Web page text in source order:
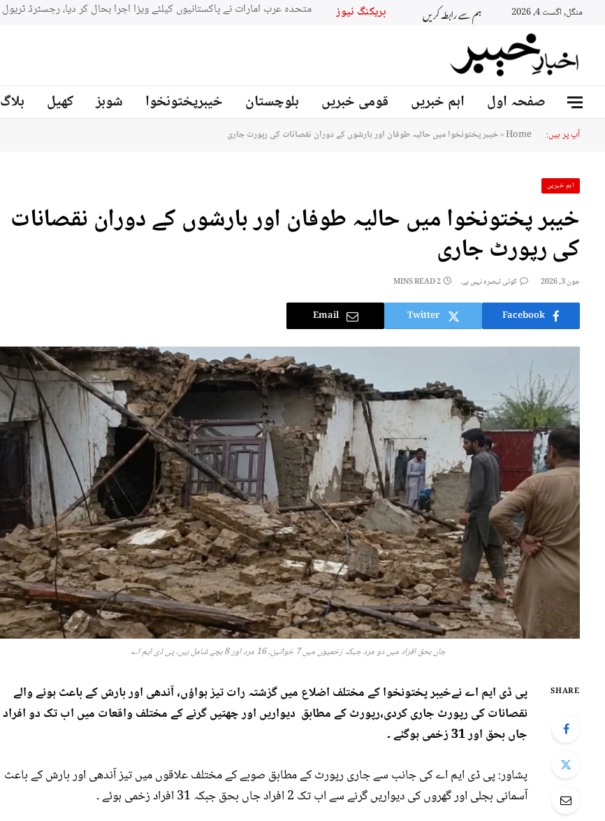
منگل, اگست 4, 2026 ہم سے رابطہ کریں بریکنگ نیوز
صفحہ اول اہم خبریں قومی خبریں بلوچستان خیبرپختونخوا شوبز کھیل بلاگ
آپ پر ہیں: Home
»خیبر پختونخوا میں حالیہ طوفان اور بارشوں کے دوران نقصانات کی رپورٹ جاری
اہم خبریں
خیبر پختونخوا میں حالیہ طوفان اور بارشوں کے دوران نقصانات
کی رپورٹ جاری
جون 3, 2026 کوئی تبصرہ نہیں ہے۔ 2 MINS READ
Facebook
Twitter
Email
جاں بحق افراد میں دو مرد جبکہ زخمیوں میں 7 خواتین، 16 مرد اور 8 بچے شامل ہیں، پی ڈی ایم اے
SHARE
پی ڈی ایم اے نےخیبر پختونخوا کے مختلف اضلاع میں گزشتہ رات تیز ہواؤں، آندھی اور بارش کے باعث ہونے والے
نقصانات کی رپورٹ جاری کردی،رپورٹ کے مطابق دیواریں اور چھتیں گرنے کے مختلف واقعات میں اب تک دو افراد
جاں بحق اور 31 زخمی ہوگئے ۔
پشاور: پی ڈی ایم اے کی جانب سے جاری رپورٹ کے مطابق صوبے کے مختلف علاقوں میں تیز آندھی اور بارش کے باعث
آسمانی بجلی اور گھروں کی دیواریں گرنے سے اب تک 2 افراد جاں بحق جبکہ 31 افراد زخمی ہوئے ۔